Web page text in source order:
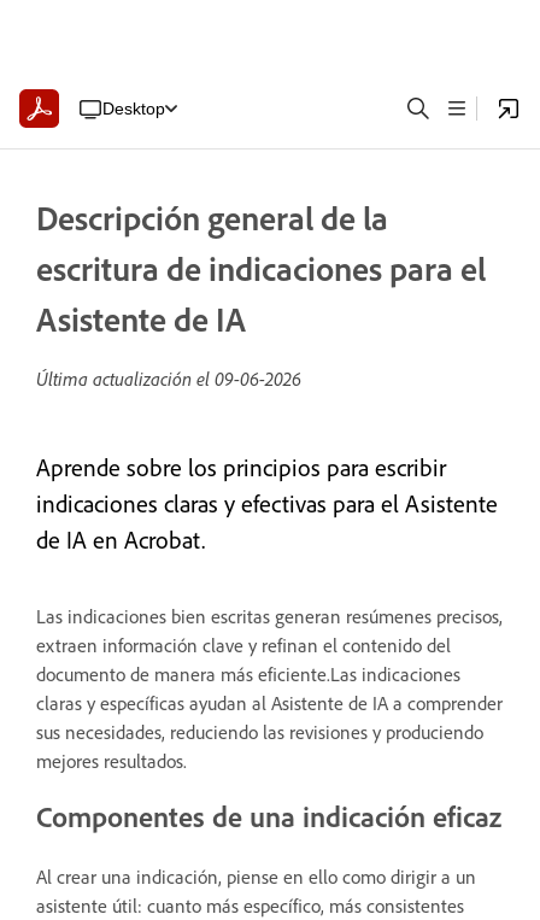
Desktop
Descripción general de la
escritura de indicaciones para el
Asistente de IA
Última actualización el 09-06-2026
Aprende sobre los principios para escribir
indicaciones claras y efectivas para el Asistente
de IA en Acrobat.
Las indicaciones bien escritas generan resúmenes precisos,
extraen información clave y refinan el contenido del
documento de manera más eficiente.Las indicaciones
claras y específicas ayudan al Asistente de IA a comprender
sus necesidades, reduciendo las revisiones y produciendo
mejores resultados.
Componentes de una indicación eficaz
Al crear una indicación, piense en ello como dirigir a un
asistente útil: cuanto más específico, más consistentes